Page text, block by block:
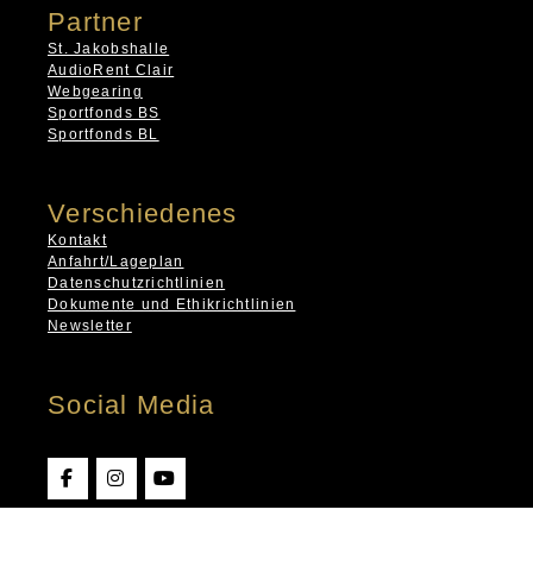
Partner
St. Jakobshalle
AudioRent Clair
Webgearing
Sportfonds BS
Sportfonds BL
Verschiedenes
Kontakt
Anfahrt/Lageplan
Datenschutzrichtlinien
Dokumente und Ethikrichtlinien
Newsletter
Social Media